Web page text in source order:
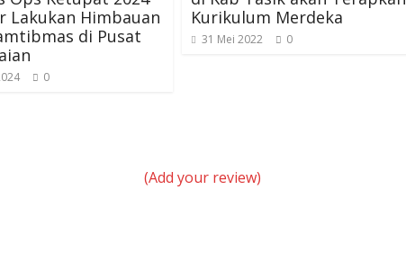
Lakukan Himbauan
di Pusat
0
Kurikulum Merdeka
31 Mei 2022 0
(Add your review)